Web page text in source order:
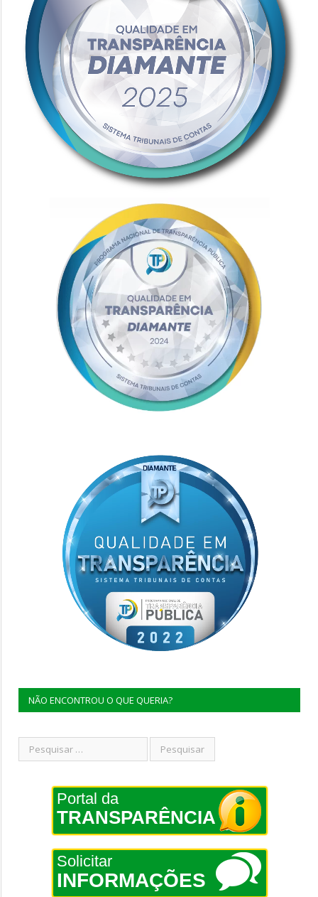
NÃO ENCONTROU O QUE QUERIA?
Portal da
TRANSPARÊNCIA
Solicitar
INFORMAÇÕES